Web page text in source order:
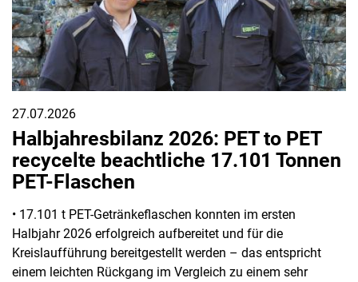
27.07.2026
Halbjahresbilanz 2026: PET to PET
recycelte beachtliche 17.101 Tonnen
PET-Flaschen
• 17.101 t PET-Getränkeflaschen konnten im ersten
Halbjahr 2026 erfolgreich aufbereitet und für die
Kreislaufführung bereitgestellt werden – das entspricht
einem leichten Rückgang im Vergleich zu einem sehr